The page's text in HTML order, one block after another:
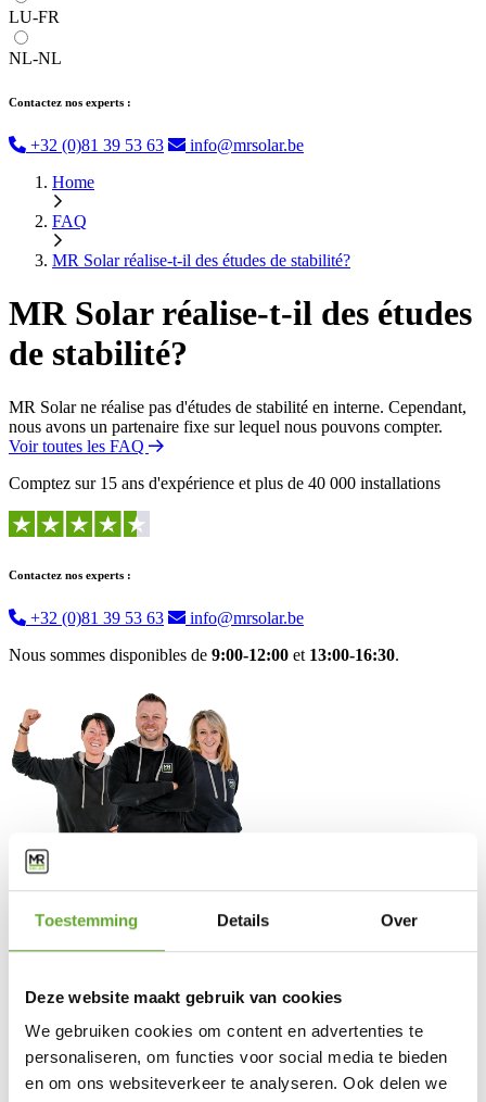
Toestemming Details Over
Deze website maakt gebruik van cookies
We gebruiken cookies om content en advertenties te
personaliseren, om functies voor social media te bieden
en om ons websiteverkeer te analyseren. Ook delen we
LU-FR
NL-NL
Contactez nos experts :
+32 (0)81 39 53 63
info@mrsolar.be
Home
FAQ
MR Solar réalise-t-il des études de stabilité?
MR Solar réalise-t-il des études
de stabilité?
MR Solar ne réalise pas d'études de stabilité en interne. Cependant,
nous avons un partenaire fixe sur lequel nous pouvons compter.
Voir toutes les FAQ
Comptez sur 15 ans d'expérience et plus de 40 000 installations
Contactez nos experts :
+32 (0)81 39 53 63
info@mrsolar.be
Nous sommes disponibles de 9:00-12:00 et 13:00-16:30.
Solutions
Bornes de recharge industrielles
BESS
Energy Management System
Service client
FAQ